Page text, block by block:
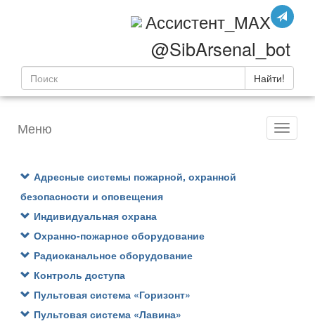
Ассистент_MAX
@SibArsenal_bot
Найти!
Меню
Адресные системы пожарной, охранной
безопасности и оповещения
Индивидуальная охрана
Охранно-пожарное оборудование
Радиоканальное оборудование
Контроль доступа
Пультовая система «Горизонт»
Пультовая система «Лавина»